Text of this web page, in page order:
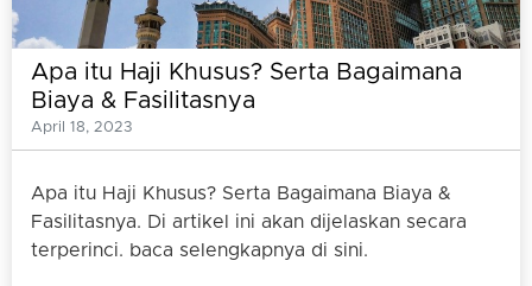
Apa itu Haji Khusus? Serta Bagaimana
Biaya & Fasilitasnya
April 18, 2023
Apa itu Haji Khusus? Serta Bagaimana Biaya &
Fasilitasnya. Di artikel ini akan dijelaskan secara
terperinci. baca selengkapnya di sini.